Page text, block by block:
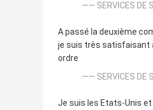
—— SERVICES DE
A passé la deuxième
je suis très satisfaisant
ordre
—— SERVICES DE
Je suis les Etats-Unis